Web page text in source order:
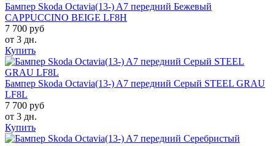
Бампер Skoda Octavia(13-) A7 передний Бежевый
CAPPUCCINO BEIGE LF8H
7 700 руб
от 3 дн.
Купить
Бампер Skoda Octavia(13-) A7 передний Серый STEEL GRAU
LF8L
7 700 руб
от 3 дн.
Купить